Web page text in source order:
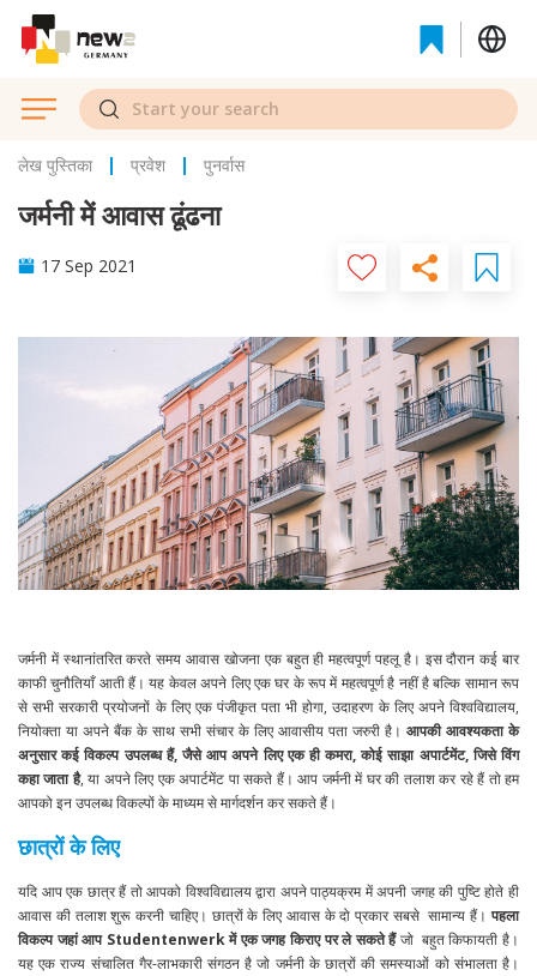
लेख पुस्तिका प्रवेश पुनर्वास
जर्मनी में आवास ढूंढना
17 Sep 2021
जर्मनी में स्थानांतरित करते समय आवास खोजना एक बहुत ही महत्वपूर्ण पहलू है। इस दौरान कई बार
काफी चुनौतियाँ आती हैं। यह केवल अपने लिए एक घर के रूप में महत्वपूर्ण है नहीं है बल्कि सामान रूप
से सभी सरकारी प्रयोजनों के लिए एक पंजीकृत पता भी होगा, उदाहरण के लिए अपने विश्वविद्यालय,
नियोक्ता या अपने बैंक के साथ सभी संचार के लिए आवासीय पता जरुरी है। आपकी आवश्यकता के
अनुसार कई विकल्प उपलब्ध हैं, जैसे आप अपने लिए एक ही कमरा, कोई साझा अपार्टमेंट, जिसे विंग
कहा जाता है, या अपने लिए एक अपार्टमेंट पा सकते हैं। आप जर्मनी में घर की तलाश कर रहे हैं तो हम
आपको इन उपलब्ध विकल्पों के माध्यम से मार्गदर्शन कर सकते हैं।
छात्रों के लिए
यदि आप एक छात्र हैं तो आपको विश्वविद्यालय द्वारा अपने पाठ्यक्रम में अपनी जगह की पुष्टि होते ही
आवास की तलाश शुरू करनी चाहिए। छात्रों के लिए आवास के दो प्रकार सबसे सामान्य हैं। पहला
विकल्प जहां आप Studentenwerk में एक जगह किराए पर ले सकते हैंजो बहुत किफायती है।
यह एक राज्य संचालित गैर-लाभकारी संगठन है जो जर्मनी के छात्रों की समस्याओं को संभालता है।